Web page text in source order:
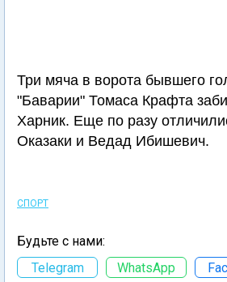
Три мяча в ворота бывшего
"Баварии" Томаса Крафта
Харник. Еще по разу
Оказаки и Ведад Ибишевич.
СПОРТ
Будьте с нами:
Telegram
WhatsApp